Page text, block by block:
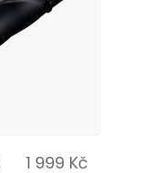
1 999 Kč